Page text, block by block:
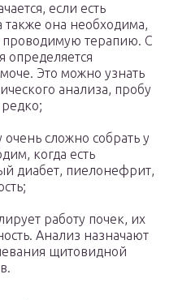
если есть
также она необходима,
проводимую терапию. С
определяется
Это можно узнать
анализа, пробу
сложно собрать у
когда есть
диабет, пиелонефрит,
работу почек, их
Анализ назначают
щитовидной